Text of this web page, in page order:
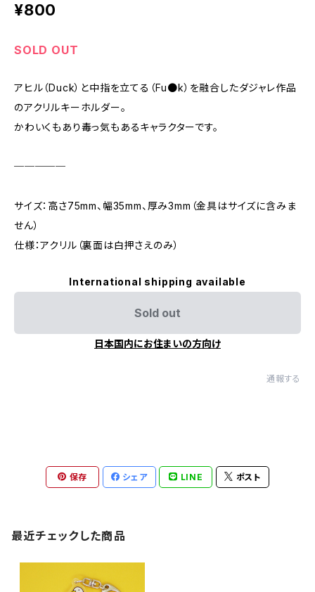
¥800
SOLD OUT
アヒル（Duck）と中指を立てる（Fu●k）を融合したダジャレ作品
のアクリルキーホルダー。
かわいくもあり毒っ気もあるキャラクターです。
─────
サイズ：高さ75mm、幅35mm、厚み3mm（金具はサイズに含みま
せん）
仕様：アクリル（裏面は白押さえのみ）
International shipping available
Sold out
日本国内にお住まいの方向け
通報する
保存 シェア LINE ポスト
最近チェックした商品